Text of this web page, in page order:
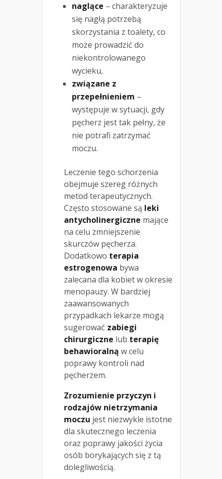
naglące – charakteryzuje
się nagłą potrzebą
skorzystania z toalety, co
może prowadzić do
niekontrolowanego
wycieku,
związane z
przepełnieniem –
występuje w sytuacji, gdy
pęcherz jest tak pełny, że
nie potrafi zatrzymać
moczu.
Leczenie tego schorzenia
obejmuje szereg różnych
metod terapeutycznych.
Często stosowane są leki
antycholinergiczne mające
na celu zmniejszenie
skurczów pęcherza.
Dodatkowo terapia
estrogenowa bywa
zalecana dla kobiet w okresie
menopauzy. W bardziej
zaawansowanych
przypadkach lekarze mogą
sugerować zabiegi
chirurgiczne lub terapię
behawioralną w celu
poprawy kontroli nad
pęcherzem.
Zrozumienie przyczyn i
rodzajów nietrzymania
moczu jest niezwykle istotne
dla skutecznego leczenia
oraz poprawy jakości życia
osób borykających się z tą
dolegliwością.